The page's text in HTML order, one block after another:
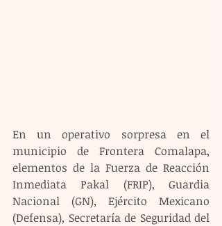
En un operativo sorpresa en el
municipio de Frontera Comalapa,
elementos de la Fuerza de Reacción
Inmediata Pakal (FRIP), Guardia
Nacional (GN), Ejército Mexicano
(Defensa), Secretaría de Seguridad del